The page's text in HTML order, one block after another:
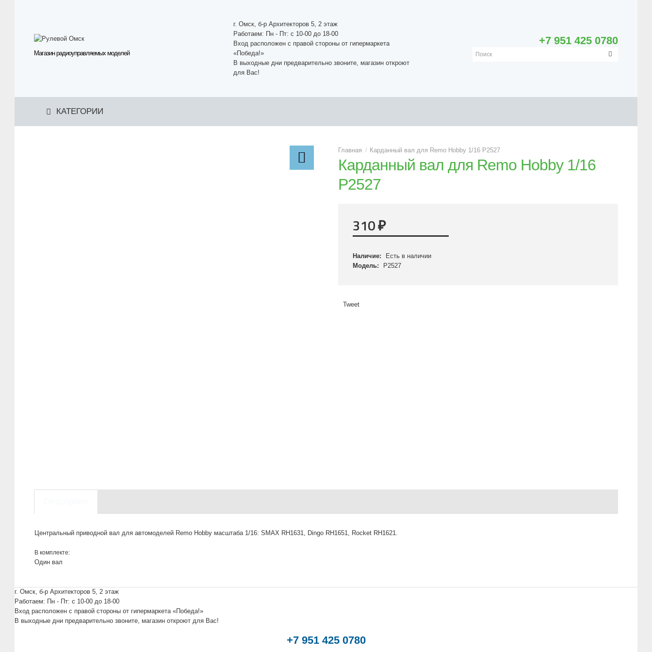
Магазин радиоуправляемых моделей
г. Омск, б-р Архитекторов 5, 2 этаж
Работаем: Пн - Пт: c 10-00 до 18-00
Вход расположен с правой стороны от гипермаркета
«Победа!»
В выходные дни предварительно звоните, магазин откроют
для Вас!
+7 951 425 0780
КАТЕГОРИИ
Карданный вал для Remo Hobby 1/16 P2527
Карданный вал для Remo Hobby 1/16
P2527
310₽
Наличие:
Есть в наличии
Модель:
P2527
Tweet
Центральный приводной вал для автомоделей Remo Hobby масштаба 1/16: SMAX RH1631, Dingo RH1651, Rocket RH1621.
В комплекте:
Один вал
г. Омск, б-р Архитекторов 5, 2 этаж
Работаем: Пн - Пт: c 10-00 до 18-00
Вход расположен с правой стороны от гипермаркета «Победа!»
В выходные дни предварительно звоните, магазин откроют для Вас!
+7 951 425 0780